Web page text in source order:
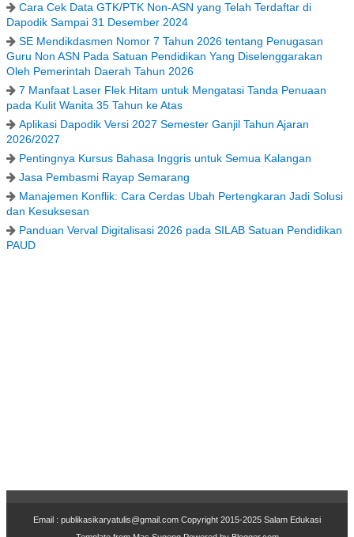
Cara Cek Data GTK/PTK Non-ASN yang Telah Terdaftar di
Dapodik Sampai 31 Desember 2024
SE Mendikdasmen Nomor 7 Tahun 2026 tentang Penugasan
Guru Non ASN Pada Satuan Pendidikan Yang Diselenggarakan
Oleh Pemerintah Daerah Tahun 2026
7 Manfaat Laser Flek Hitam untuk Mengatasi Tanda Penuaan
pada Kulit Wanita 35 Tahun ke Atas
Aplikasi Dapodik Versi 2027 Semester Ganjil Tahun Ajaran
2026/2027
Pentingnya Kursus Bahasa Inggris untuk Semua Kalangan
Jasa Pembasmi Rayap Semarang
Manajemen Konflik: Cara Cerdas Ubah Pertengkaran Jadi Solusi
dan Kesuksesan
Panduan Verval Digitalisasi 2026 pada SILAB Satuan Pendidikan
PAUD
Email : publikasikaryatulis@gmail.com Copyright 2015-2025 Salam Edukasi